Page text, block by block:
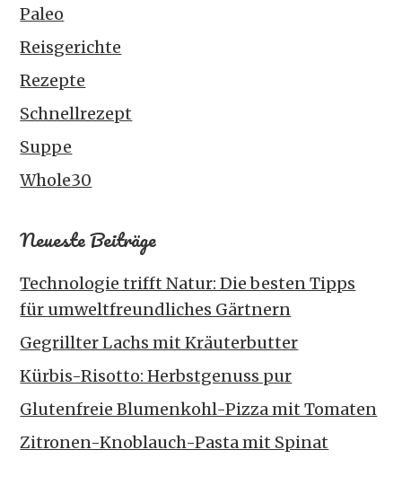
Paleo
Reisgerichte
Rezepte
Schnellrezept
Suppe
Whole30
Neueste Beiträge
Technologie trifft Natur: Die besten Tipps
für umweltfreundliches Gärtnern
Gegrillter Lachs mit Kräuterbutter
Kürbis-Risotto: Herbstgenuss pur
Glutenfreie Blumenkohl-Pizza mit Tomaten
Zitronen-Knoblauch-Pasta mit Spinat